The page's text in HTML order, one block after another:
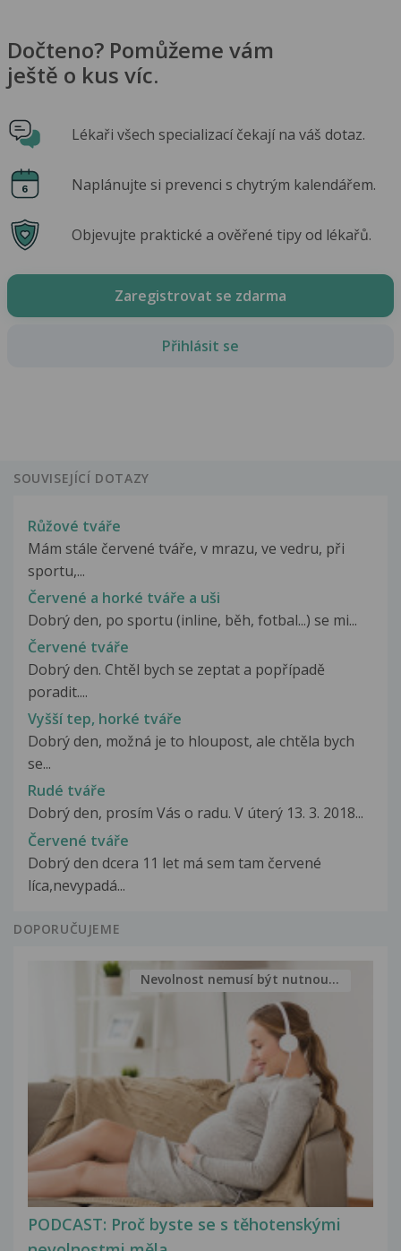
Dočteno? Pomůžeme vám
ještě o kus víc.
Lékaři všech specializací čekají na váš dotaz.
Naplánujte si prevenci s chytrým kalendářem.
Objevujte praktické a ověřené tipy od lékařů.
Zaregistrovat se zdarma
Přihlásit se
SOUVISEJÍCÍ DOTAZY
Růžové tváře
Mám stále červené tváře, v mrazu, ve vedru, při
sportu,...
Červené a horké tváře a uši
Dobrý den, po sportu (inline, běh, fotbal...) se mi...
Červené tváře
Dobrý den. Chtěl bych se zeptat a popřípadě
poradit....
Vyšší tep, horké tváře
Dobrý den, možná je to hloupost, ale chtěla bych
se...
Rudé tváře
Dobrý den, prosím Vás o radu. V úterý 13. 3. 2018...
Červené tváře
Dobrý den dcera 11 let má sem tam červené
líca,nevypadá...
DOPORUČUJEME
PODCAST: Proč byste se s těhotenskými
Nevolnost nemusí být nutnou...